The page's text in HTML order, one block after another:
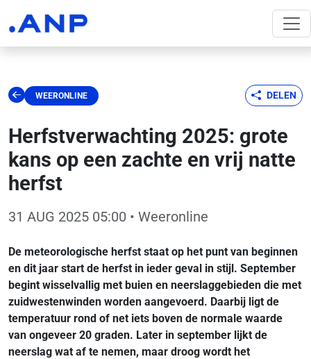
WEERONLINE DELEN
Herfstverwachting 2025: grote
kans op een zachte en vrij natte
herfst
31 AUG 2025 05:00 • Weeronline
De meteorologische herfst staat op het punt van beginnen
en dit jaar start de herfst in ieder geval in stijl. September
begint wisselvallig met buien en neerslaggebieden die met
zuidwestenwinden worden aangevoerd. Daarbij ligt de
temperatuur rond of net iets boven de normale waarde
van ongeveer 20 graden. Later in september lijkt de
neerslag wat af te nemen, maar droog wordt het